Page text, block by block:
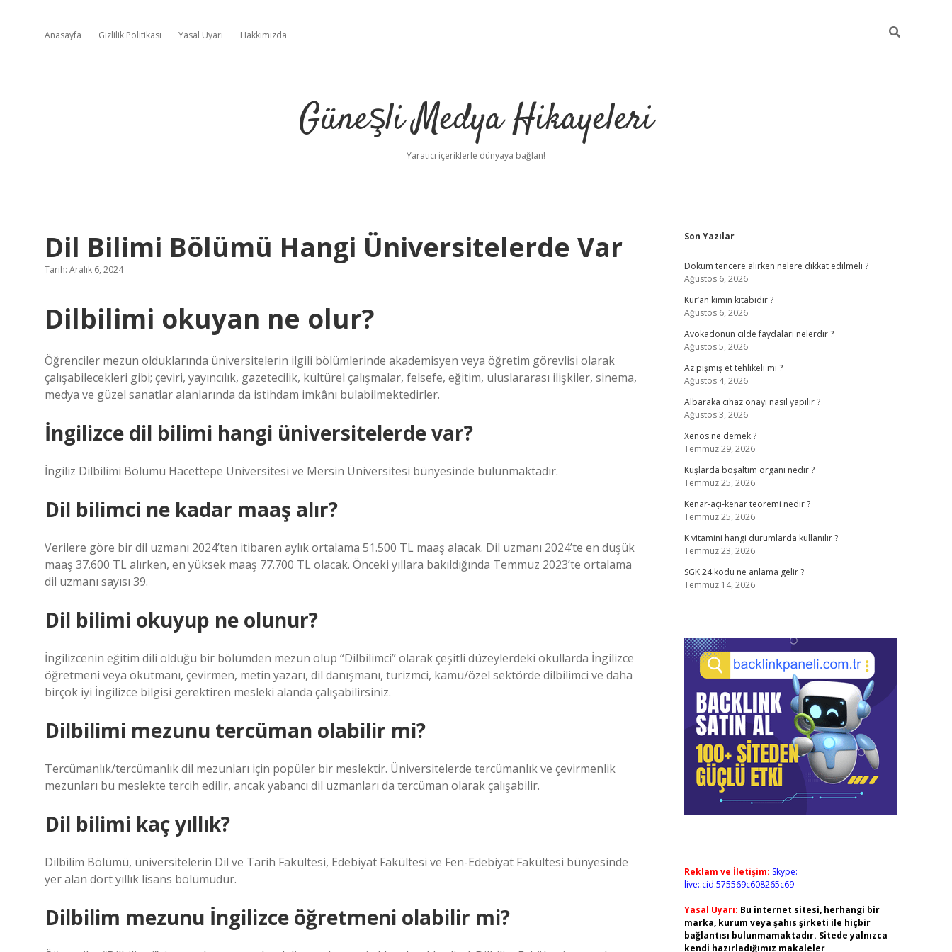
Anasayfa Gizlilik Politikası Yasal Uyarı Hakkımızda
Güneşli Medya Hikayeleri
Yaratıcı içeriklerle dünyaya bağlan!
Dil Bilimi Bölümü Hangi Üniversitelerde Var
Tarih: Aralık 6, 2024
Dilbilimi okuyan ne olur?
Öğrenciler mezun olduklarında üniversitelerin ilgili bölümlerinde akademisyen veya öğretim görevlisi olarak
çalışabilecekleri gibi; çeviri, yayıncılık, gazetecilik, kültürel çalışmalar, felsefe, eğitim, uluslararası ilişkiler, sinema,
medya ve güzel sanatlar alanlarında da istihdam imkânı bulabilmektedirler.
İngilizce dil bilimi hangi üniversitelerde var?
İngiliz Dilbilimi Bölümü Hacettepe Üniversitesi ve Mersin Üniversitesi bünyesinde bulunmaktadır.
Dil bilimci ne kadar maaş alır?
Verilere göre bir dil uzmanı 2024’ten itibaren aylık ortalama 51.500 TL maaş alacak. Dil uzmanı 2024’te en düşük
maaş 37.600 TL alırken, en yüksek maaş 77.700 TL olacak. Önceki yıllara bakıldığında Temmuz 2023’te ortalama
dil uzmanı sayısı 39.
Dil bilimi okuyup ne olunur?
İngilizcenin eğitim dili olduğu bir bölümden mezun olup “Dilbilimci” olarak çeşitli düzeylerdeki okullarda İngilizce
öğretmeni veya okutmanı, çevirmen, metin yazarı, dil danışmanı, turizmci, kamu/özel sektörde dilbilimci ve daha
birçok iyi İngilizce bilgisi gerektiren mesleki alanda çalışabilirsiniz.
Dilbilimi mezunu tercüman olabilir mi?
Tercümanlık/tercümanlık dil mezunları için popüler bir meslektir. Üniversitelerde tercümanlık ve çevirmenlik
mezunları bu meslekte tercih edilir, ancak yabancı dil uzmanları da tercüman olarak çalışabilir.
Dil bilimi kaç yıllık?
Dilbilim Bölümü, üniversitelerin Dil ve Tarih Fakültesi, Edebiyat Fakültesi ve Fen-Edebiyat Fakültesi bünyesinde
yer alan dört yıllık lisans bölümüdür.
Dilbilim mezunu İngilizce öğretmeni olabilir mi?
Sidebar
Son Yazılar
Döküm tencere alırken nelere dikkat edilmeli ?
Ağustos 6, 2026
Kur’an kimin kitabıdır ?
Ağustos 6, 2026
Avokadonun cilde faydaları nelerdir ?
Ağustos 5, 2026
Az pişmiş et tehlikeli mi ?
Ağustos 4, 2026
Albaraka cihaz onayı nasıl yapılır ?
Ağustos 3, 2026
Xenos ne demek ?
Temmuz 29, 2026
Kuşlarda boşaltım organı nedir ?
Temmuz 25, 2026
Kenar-açı-kenar teoremi nedir ?
Temmuz 25, 2026
K vitamini hangi durumlarda kullanılır ?
Temmuz 23, 2026
SGK 24 kodu ne anlama gelir ?
Temmuz 14, 2026
Reklam ve İletişim: Skype:
live:.cid.575569c608265c69
Yasal Uyarı: Bu internet sitesi, herhangi bir
marka, kurum veya şahıs şirketi ile hiçbir
bağlantısı bulunmamaktadır. Sitede yalnızca
kendi hazırladığımız makaleler